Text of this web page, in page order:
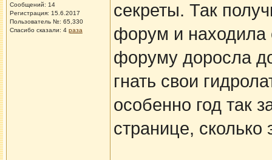
Сообщений: 14
Регистрация: 15.6.2017
Пользователь №: 65,330
Спасибо сказали: 4 раза
секреты. Так
форум и находила
форуму доросла
гнать свои
особенно год так
странице, сколько